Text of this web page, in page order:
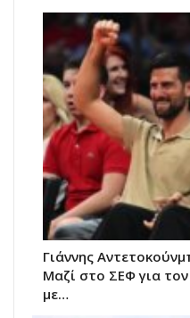
Γιάννης
Μαζί στο ΣΕΦ για
με…